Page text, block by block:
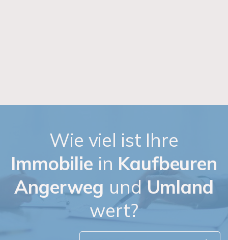
Wie viel ist Ihre
Immobilie in Kaufbeuren
Angerweg und Umland
wert?